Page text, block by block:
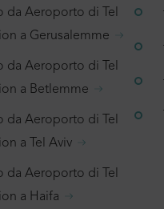
da Aeroporto di Tel
a Gerusalemme
da Aeroporto di Tel
a Betlemme
da Aeroporto di Tel
a Tel Aviv
da Aeroporto di Tel
a Haifa